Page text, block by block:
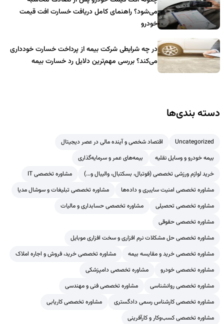
می‌شود؟ راهنمای کامل دریافت خسارت افت قیمت
خودرو
در چه شرایطی شرکت بیمه از پرداخت خسارت خودداری
می‌کند؟ بررسی مهم‌ترین دلایل رد خسارت بیمه
دسته بندی‌ها
Uncategorized
اقتصاد شخصی و آینده مالی در عصر دیجیتال
بیمه خودرو و وسایل نقلیه
بیمه‌های عمر و سرمایه‌گذاری
خرید لوازم ورزشی تخصصی (فوتبال، بسکتبال، والیبال و...)
مشاوره تخصصی IT
مشاوره تخصصی امنیت سایبری و داده‌ها
مشاوره تخصصی تبلیغات و سوشال مدیا
مشاوره تخصصی تحصیلی
مشاوره تخصصی حسابداری و مالیات
مشاوره تخصصی حقوقی
مشاوره تخصصی حل مشکلات نرم افزاری و سخت افزاری موبایل
مشاوره تخصصی خرید و مقایسه بیمه
مشاوره تخصصی خرید، فروش و اجاره املاک
مشاوره تخصصی خودرو
مشاوره تخصصی دامپزشکی
مشاوره تخصصی روانشناسی
مشاوره تخصصی فنی و مهندسی
مشاوره تخصصی کارشناس رسمی دادگستری
مشاوره تخصصی کاریابی
مشاوره تخصصی کسب‌وکار و کارآفرینی